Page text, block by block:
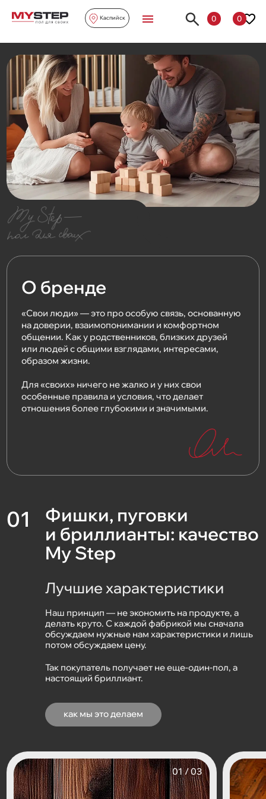
Каспийск 0 0
О бренде
«Свои люди» — это про особую связь, основанную
на доверии, взаимопонимании и комфортном
общении. Как у родственников, близких друзей
или людей с общими взглядами, интересами,
образом жизни.
Для «своих» ничего не жалко и у них свои
особенные правила и условия, что делает
отношения более глубокими и значимыми.
01
Фишки, пуговки
и бриллианты: качество
My Step
Лучшие характеристики
Наш принцип — не экономить на продукте, а
делать круто. С каждой фабрикой мы сначала
обсуждаем нужные нам характеристики и лишь
потом обсуждаем цену.
Так покупатель получает не еще-один-пол, а
настоящий бриллиант.
как мы это делаем
/ 03